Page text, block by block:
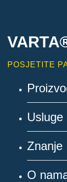
POSJETITE
Usluge
Znanje
O